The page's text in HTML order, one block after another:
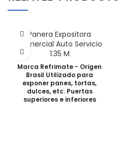
Panera Expositora
Comercial Auto Servicio
1.35 M
Marca Refrimate - Origen
Brasil Utilizado para
exponer panes, tortas,
dulces, etc. Puertas
superiores e inferiores